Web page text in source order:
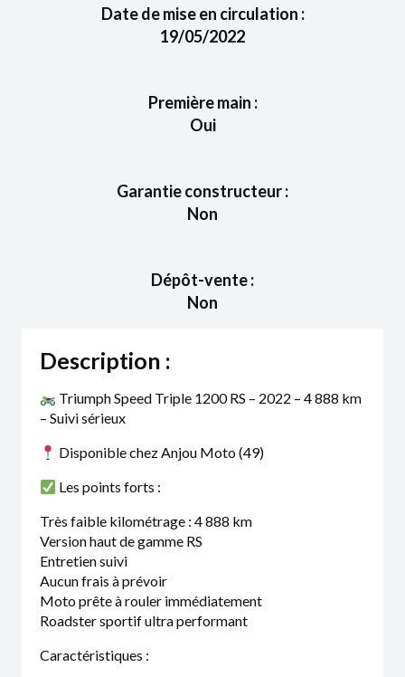
Date de mise en circulation :
19/05/2022
Première main :
Oui
Garantie constructeur :
Non
Dépôt-vente :
Non
Description :
Triumph Speed Triple 1200 RS – 2022 – 4 888 km
– Suivi sérieux
Disponible chez Anjou Moto (49)
Les points forts :
Très faible kilométrage : 4 888 km
Version haut de gamme RS
Entretien suivi
Aucun frais à prévoir
Moto prête à rouler immédiatement
Roadster sportif ultra performant
Caractéristiques :